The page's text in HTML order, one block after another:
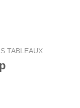
TABLEAUX